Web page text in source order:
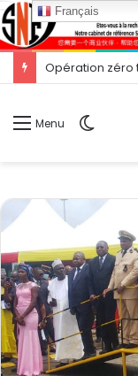
Menu
Français